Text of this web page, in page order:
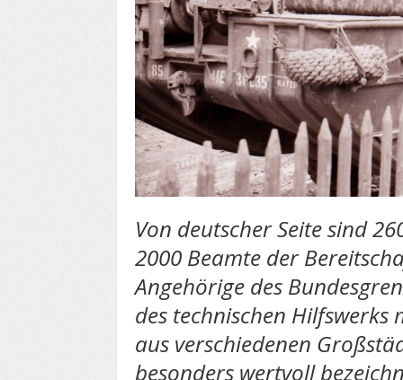
Von deutscher Seite sind
2000 Beamte der
Angehörige des
des technischen
aus verschiedenen
besonders wertvoll